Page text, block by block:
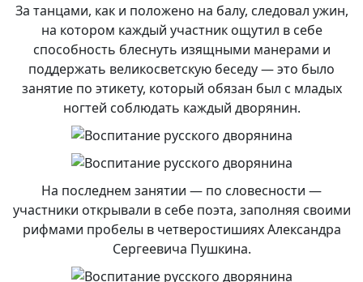
За танцами, как и положено на балу, следовал ужин,
на котором каждый участник ощутил в себе
способность блеснуть изящными манерами и
поддержать великосветскую беседу — это было
занятие по этикету, который обязан был с младых
ногтей соблюдать каждый дворянин.
На последнем занятии — по словесности —
участники открывали в себе поэта, заполняя своими
рифмами пробелы в четверостишиях Александра
Сергеевича Пушкина.